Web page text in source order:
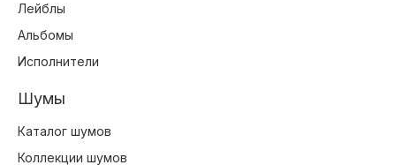
Лейблы
Альбомы
Исполнители
Шумы
Каталог шумов
Коллекции шумов